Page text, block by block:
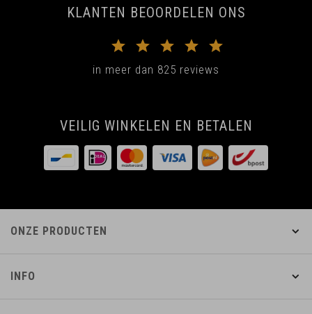
KLANTEN BEOORDELEN ONS
in meer dan 825 reviews
VEILIG WINKELEN EN BETALEN
ONZE PRODUCTEN
INFO